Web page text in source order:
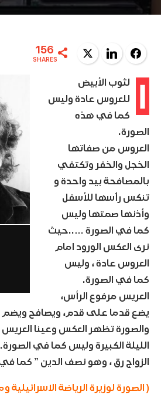
Facebook
LinkedIn
Twitter
156
SHARES
ا
لثوب الأبيض
للعروس عادة وليس
كما في هذه
الصورة.
العروس من صفاتها
الخجل والخفر وتكتفي
بالمصافحة بيد واحدة و
تنكس رأسها للأسفل
وأذنها صمتها وليس
كما في الصورة …..حيث
نرى العكس الورود امام
العروس عادة ، وليس
كما في الصورة.
العريس مرفوع الرأس،
يضع قدما على قدم، ويصافح ويضم
والصورة تظهر العكس وعينا
الليلة الكبيرة وليس كما في الصورة.
الزواج رق ، وهو نصف الدين ” كما
( الصورة لوزيرة الرياضة الاسرائيلية